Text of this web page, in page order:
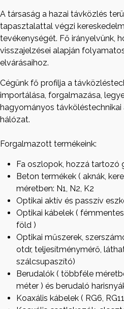
A társaság a hazai távközlés
tapasztalattal végzi
tevékenységét. Fő irányelvünk,
visszajelzései alapján
elvárásaihoz.
Cégünk fő profilja a
importálása, forgalmazása,
hagyományos
hálózat.
Forgalmazott termékeink:
Fa oszlopok, hozzá tartozó
Beton termékek ( aknák,
méretben: N1, N2, K2
Optikai aktív és passzív
Optikai kábelek (
föld )
Optikai műszerek,
otdr, teljesítménymérő,
szálcsupaszító)
Berudalók ( többféle
méter ) és berudaló
Koaxális kábelek ( RG6,